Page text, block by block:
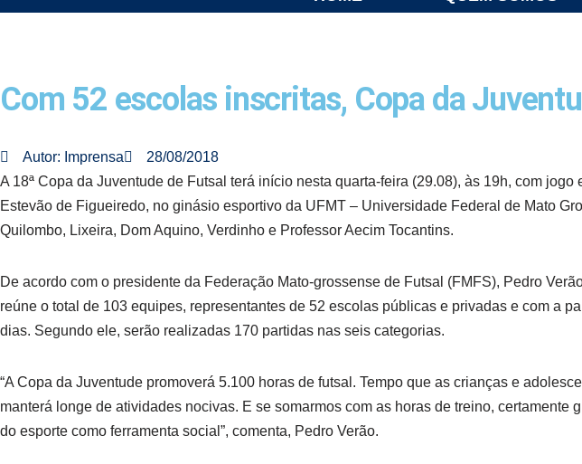
Com 52 escolas inscritas, Copa da
Autor: Imprensa
28/08/2018
A 18ª Copa da Juventude de Futsal terá início nesta quarta-feira (29.08), às 19h, com
Estevão de Figueiredo, no ginásio esportivo da UFMT – Universidade Federal de Mato
Quilombo, Lixeira, Dom Aquino, Verdinho e Professor Aecim Tocantins.
De acordo com o presidente da Federação Mato-grossense de Futsal (FMFS), Pedro
reúne o total de 103 equipes, representantes de 52 escolas públicas e privadas e com a
dias. Segundo ele, serão realizadas 170 partidas nas seis categorias.
“A Copa da Juventude promoverá 5.100 horas de futsal. Tempo que as crianças e
manterá longe de atividades nocivas. E se somarmos com as horas de treino,
do esporte como ferramenta social”, comenta, Pedro Verão.